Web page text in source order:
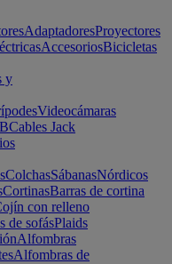
AdaptadoresProyectores
AccesoriosBicicletas
y
Videocámaras
Cables Jack
ColchasSábanasNórdicos
CortinasBarras de cortina
con relleno
de sofásPlaids
Alfombras
Alfombras de